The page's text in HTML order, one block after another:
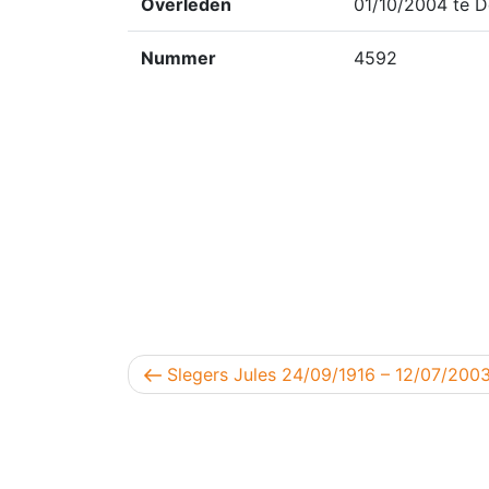
Overleden 01/10/2004 te
Nummer 4592
Berichtnavigatie
Vorig bericht
Slegers Jules 24/09/1916 – 12/07/2003